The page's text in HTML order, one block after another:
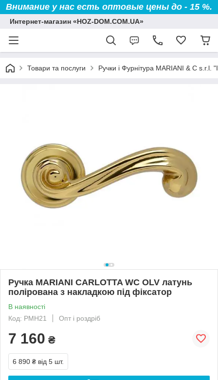
Внимание у нас есть оптовые цены до - 15 %.
Интернет-магазин «HOZ-DOM.COM.UA»
Товари та послуги Ручки і Фурнітура MARIANI & C s.r.l.
Ручка MARIANI CARLOTTA WC OLV латунь
полірована з накладкою під фіксатор
В наявності
Код: РМН21
Опт і роздріб
7 160 ₴
6 890 ₴ від 5 шт.